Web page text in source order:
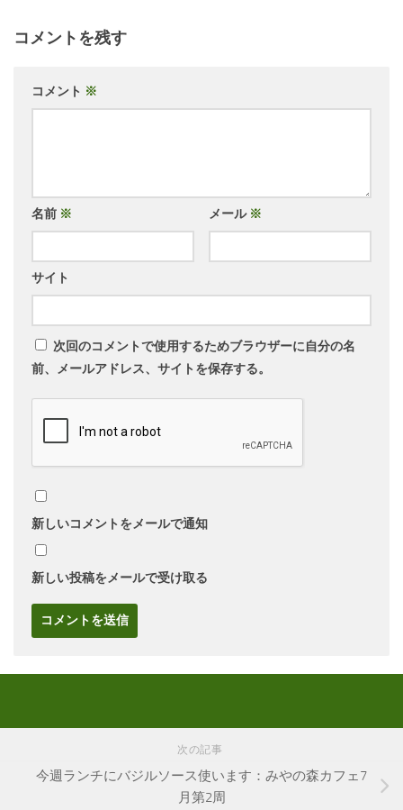
コメントを残す
コメント ※
名前 ※ メール ※
サイト
次回のコメントで使用するためブラウザーに自分の名
前、メールアドレス、サイトを保存する。
新しいコメントをメールで通知
新しい投稿をメールで受け取る
次の記事
今週ランチにバジルソース使います：みやの森カフェ7
月第2周